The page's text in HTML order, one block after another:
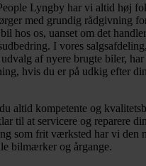
Lyngby har vi altid høj
med grundig rådgivning
hos os, uanset om det
I vores
af nyere brugte biler,
hvis du er på udkig efter
altid kompetente og
til at servicere og reparere
som frit værksted har vi den
bilmærker og årgange.